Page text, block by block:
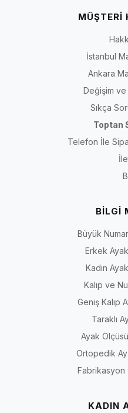
MÜŞTERİ
İstanbul
Ankara
Değişim ve
Sıkça
Toptan
Telefon İle
BİLGİ
Büyük
Erkek
Kadın
Kalıp ve
Geniş Kalıp
Taraklı
Ayak
Ortopedik
Fabrikasyon
KADIN